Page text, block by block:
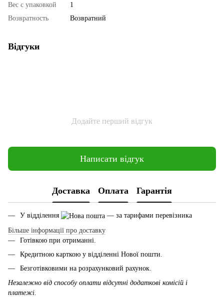
Вес с упаковкой
1
Возвратность
Возвратний
Відгуки
Додайте перший відгук
Написати відгук
Доставка Оплата Гарантія
У відділення
— за тарифами перевізника
Більше інформації про доставку
Готівкою при отриманні.
Кредитною карткою у відділенні Нової пошти.
Безготівковими на розрахунковий рахунок.
Незалежно від способу оплати відсутні додаткові комісій і
платежі.